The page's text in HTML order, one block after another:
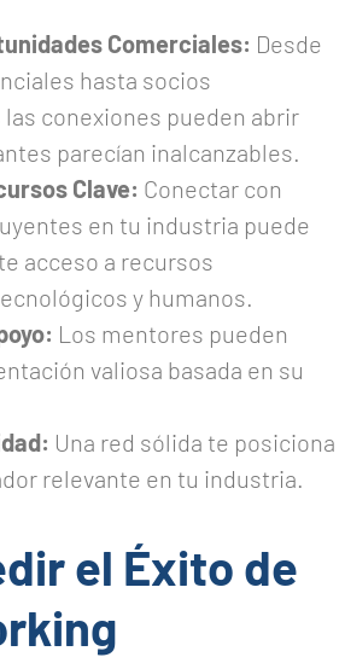
Comerciales: Desde
hasta socios
conexiones pueden abrir
parecían inalcanzables.
Clave: Conectar con
en tu industria puede
acceso a recursos
y humanos.
Los mentores pueden
valiosa basada en su
Una red sólida te posiciona
relevante en tu industria.
el Éxito de